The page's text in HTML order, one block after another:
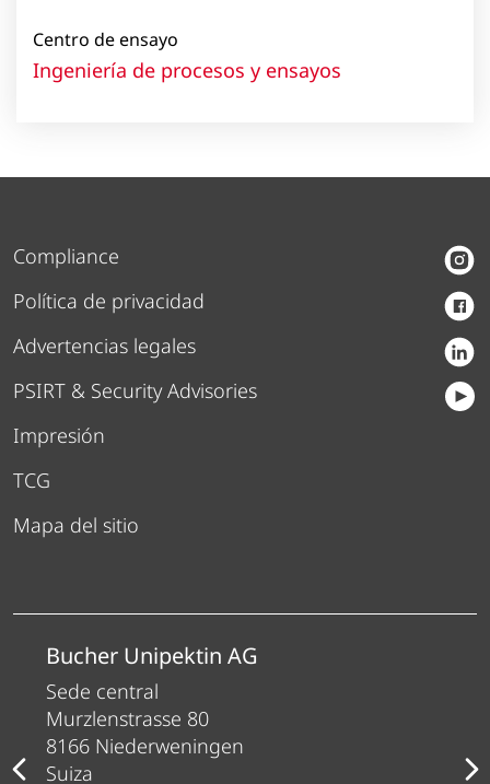
Centro de ensayo
Ingeniería de procesos y ensayos
Compliance
Política de privacidad
Advertencias legales
PSIRT & Security Advisories
Impresión
TCG
Mapa del sitio
Bucher Unipektin AG
Sede central
Murzlenstrasse 80
8166 Niederweningen
Suiza